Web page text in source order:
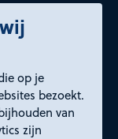
op je
bezoekt.
van
zijn